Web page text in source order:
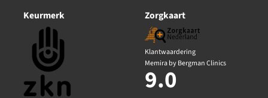
Keurmerk Zorgkaart
Klantwaardering
Memira by Bergman Clinics
9.0